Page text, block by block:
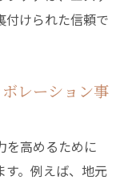
体験
付けられた信頼で
レーション事
を高めるために
。例えば、地元